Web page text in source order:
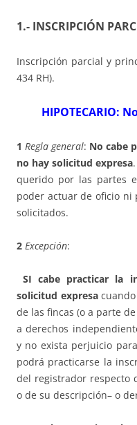
1.- INSCRIPCIÓN
Inscripción parcial y
434 RH).
HIPOTECARIO:
1 Regla general: No cabe
no hay solicitud expresa
querido por las partes
poder actuar de oficio ni
solicitados.
2 Excepción:
SI cabe practicar la
solicitud expresacuando
de las fincas (o a parte
a derechos
y no exista perjuicio
podrá practicarse la
del registrador respecto
o de su descripción– o